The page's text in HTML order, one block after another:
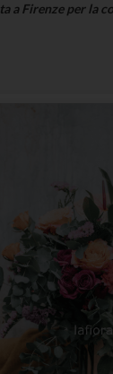
a Firenze per la